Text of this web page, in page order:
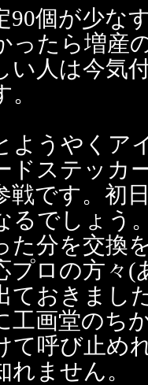
90個が少な
ったら増産
い人は今気
。
ようやくア
ドステッカ
戦です。初
るでしょう
た分を交換
プロの方々(
ておきまし
工画堂のち
て呼び止め
れません。